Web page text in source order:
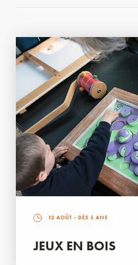
12 AOÛT - DÈS 5 ANS
JEUX EN BOIS